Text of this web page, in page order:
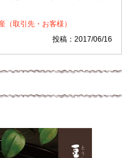
（取引先・お客様）
投稿：2017/06/16